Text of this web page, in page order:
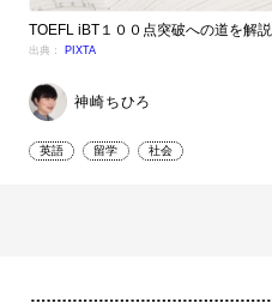
TOEFL iBT１００点突破への道を解説
出典： PIXTA
神崎ちひろ
英語 留学 社会